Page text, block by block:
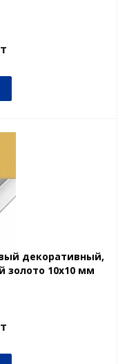
декоративный,
золото 10х10 мм